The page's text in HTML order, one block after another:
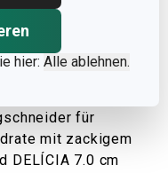
hier: Alle ablehnen.
für
mit zackigem
DELÍCIA 7.0 cm